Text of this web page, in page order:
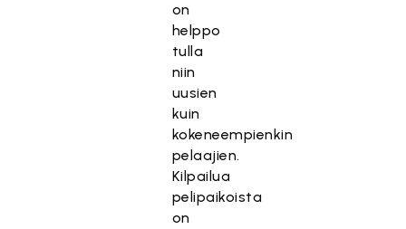
on
helppo
tulla
niin
uusien
kuin
kokeneempienkin
pelaajien.
Kilpailua
pelipaikoista
on